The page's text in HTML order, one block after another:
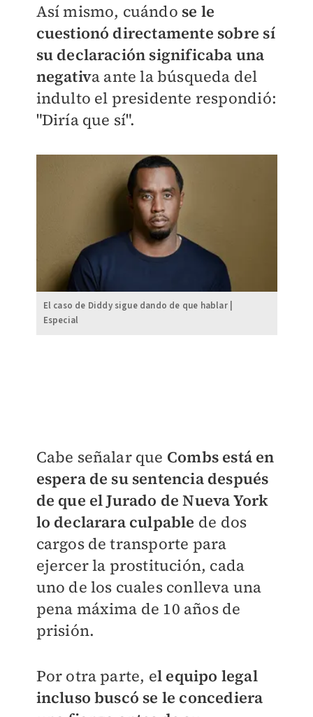
Así mismo, cuándo se le
cuestionó directamente sobre sí
su declaración significaba una
negativa ante la búsqueda del
indulto el presidente respondió:
"Diría que sí".
El caso de Diddy sigue dando de que hablar |
Especial
Cabe señalar que Combs está en
espera de su sentencia después
de que el Jurado de Nueva York
lo declarara culpable de dos
cargos de transporte para
ejercer la prostitución, cada
uno de los cuales conlleva una
pena máxima de 10 años de
prisión.
Por otra parte, el equipo legal
incluso buscó se le concediera